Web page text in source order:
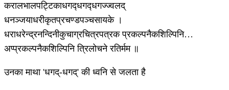
करालभालपट्टिकाधगद्‍धगद्‍धगज्ज्वलद्
धनञ्जयाधरीकृतप्रचण्डपञ्चसायके ।
धराधरेन्द्रनन्दिनीकुचाग्रचित्रपत्रक प्रकल्पनैकशिल्पिनि…
अप्प्रकल्पनैकशिल्पिनि त्रिलोचने रतिर्मम ॥
उनका माथा 'धगद्-धगद्' की ध्वनि से जलता है